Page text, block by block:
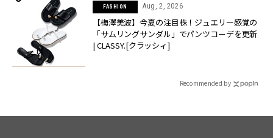
FASHION Aug, 2, 2026
【梅澤美波】今夏の注目株！ジュエリー感覚の
「サムリングサンダル」でパンツコーデを更新
| CLASSY.[クラッシィ]
Recommended by